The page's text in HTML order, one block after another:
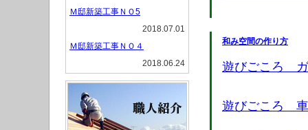
和み空間の作り方
遊びごころ
遊びごころ 車
Ｍ邸新築工事ＮＯ5
2018.07.01
Ｍ邸新築工事ＮＯ４
2018.06.24